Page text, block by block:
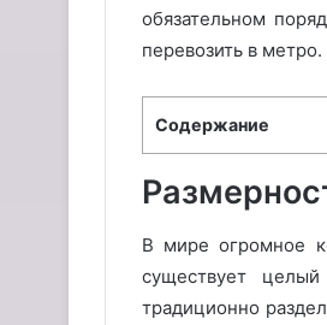
обязательном
перевозить в метро.
Содержание
В мире огромное
существует
традиционно